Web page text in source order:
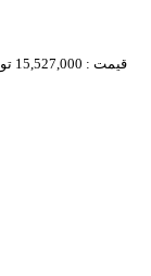
قیمت : 15,527,000 تومان